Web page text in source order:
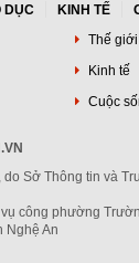
DỤC KINH TẾ
Thế giới
Kinh tế
Cuộc
Sở Thông tin và
công phường
Nghệ An